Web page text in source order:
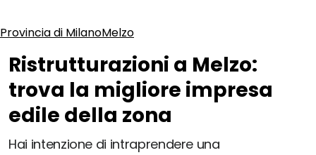
Provincia di MilanoMelzo
Ristrutturazioni a Melzo:
trova la migliore impresa
edile della zona
Hai intenzione di intraprendere una